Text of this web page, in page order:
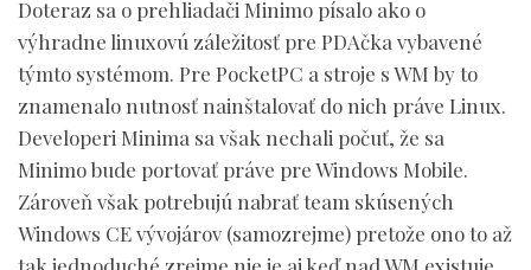
Doteraz sa o prehliadači Minimo písalo ako o
výhradne linuxovú záležitosť pre PDAčka vybavené
týmto systémom. Pre PocketPC a stroje s WM by to
znamenalo nutnosť nainštalovať do nich práve Linux.
Developeri Minima sa však nechali počuť, že sa
Minimo bude portovať práve pre Windows Mobile.
Zároveň však potrebujú nabrať team skúsených
Windows CE vývojárov (samozrejme) pretože ono to až